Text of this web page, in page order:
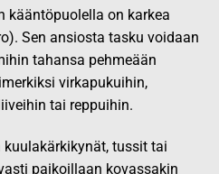
kääntöpuolella on karkea
Sen ansiosta tasku voidaan
tahansa pehmeään
virkapukuihin,
tai reppuihin.
kuulakärkikynät, tussit tai
paikoillaan kovassakin